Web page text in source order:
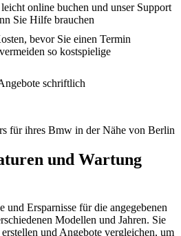
online buchen und unser Support
Sie Hilfe brauchen
bevor Sie einen Termin
so kostspielige
schriftlich
für ihres Bmw in der Nähe von Berlin
und Wartung
und Ersparnisse für die angegebenen
Modellen und Jahren. Sie
und Angebote vergleichen, um